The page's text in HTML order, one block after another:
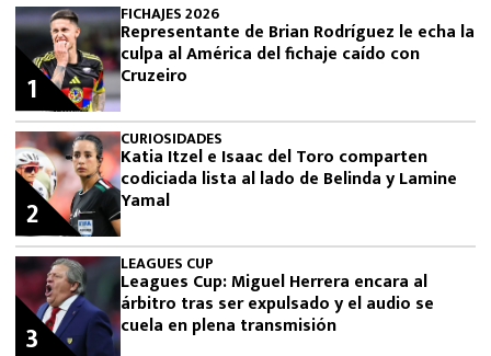
FICHAJES 2026
Representante de Brian Rodríguez le echa la
culpa al América del fichaje caído con
Cruzeiro
1
CURIOSIDADES
Katia Itzel e Isaac del Toro comparten
codiciada lista al lado de Belinda y Lamine
Yamal
2
LEAGUES CUP
Leagues Cup: Miguel Herrera encara al
árbitro tras ser expulsado y el audio se
cuela en plena transmisión
3